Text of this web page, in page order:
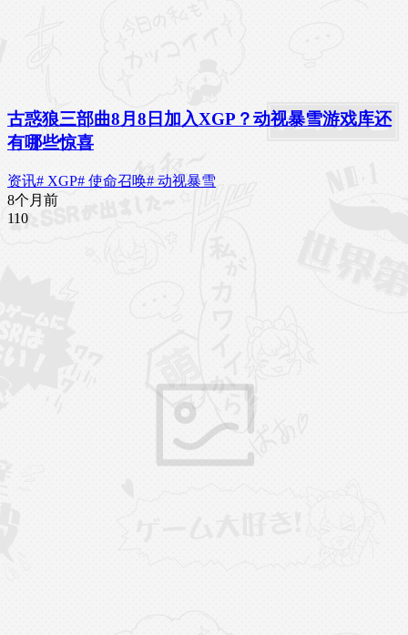
古惑狼三部曲8月8日加入XGP？动视暴雪游戏库还
有哪些惊喜
资讯# XGP# 使命召唤# 动视暴雪
8个月前
110